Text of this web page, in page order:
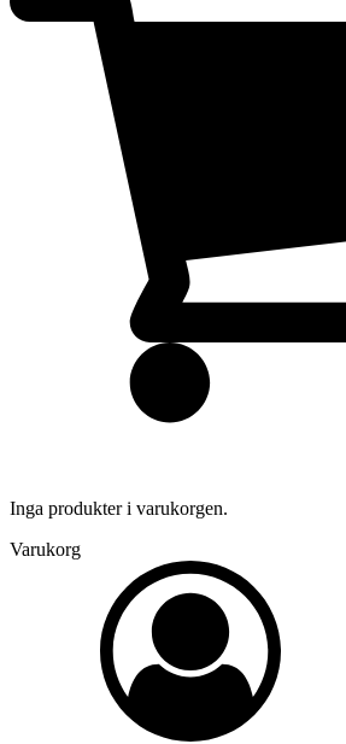
Inga produkter i varukorgen.
Varukorg